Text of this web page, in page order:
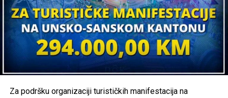
Za podršku organizaciji turističkih manifestacija na